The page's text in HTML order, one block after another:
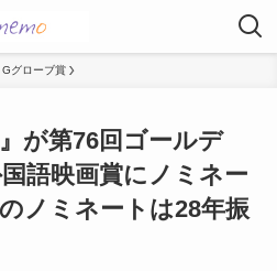
Gグローブ賞
が第76回ゴールデ
語映画賞にノミネー
ノミネートは28年振